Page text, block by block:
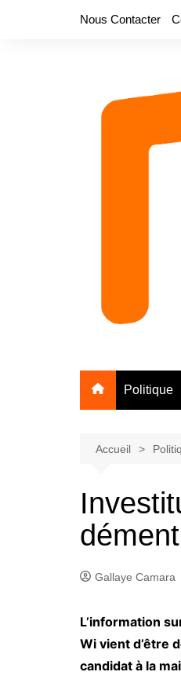
Nous Contacter
Politique
Accueil
dément
Gallaye Camara
L’information
Wi vient d’être
candidat à la